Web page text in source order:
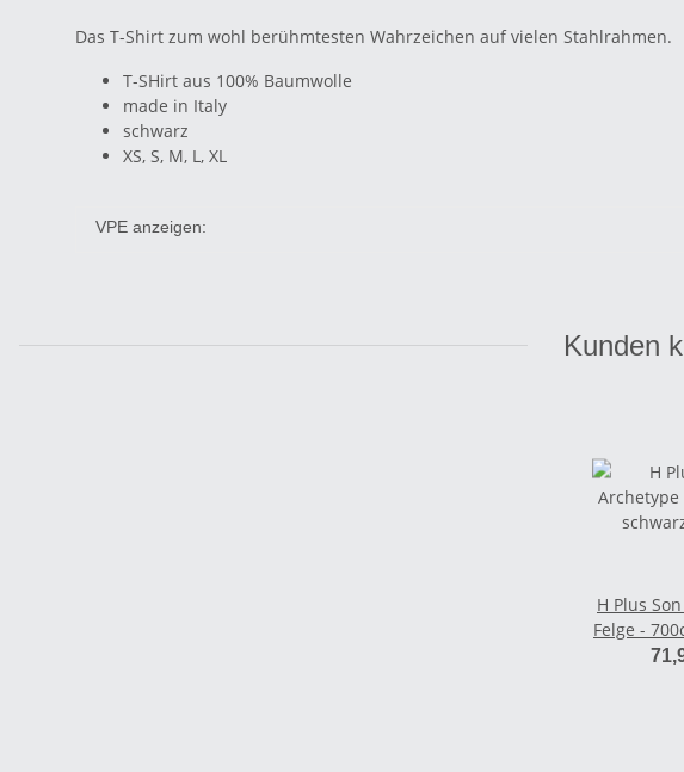
Das T-Shirt zum wohl berühmtesten Wahrzeichen auf vielen Stahlrahmen.
T-SHirt aus 100% Baumwolle
made in Italy
schwarz
XS, S, M, L, XL
VPE anzeigen:
Kunden
H Plus
Felge -